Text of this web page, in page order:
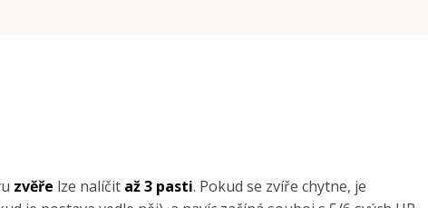
zvěře lze nalíčit až 3 pasti. Pokud se zvíře chytne, je